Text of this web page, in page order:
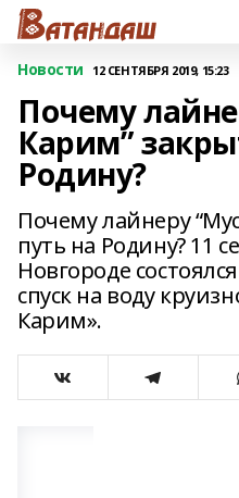
Новости 12 СЕНТЯБРЯ 2019, 15:23
Почему
Карим”
Родину?
Почему лайнеру
путь на Родину? 11
Новгороде
спуск на воду
Карим».